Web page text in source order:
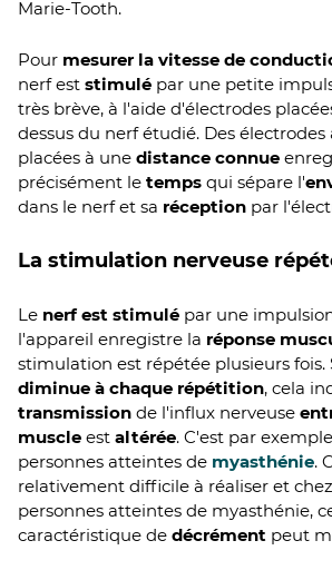
Marie-Tooth.
Pour mesurer la vitesse de
nerf est stimulé par une petite
très brève, à l'aide d'électrodes
dessus du nerf étudié. Des
placées à une distance connue
précisément le temps qui sépare l'
dans le nerf et sa réception par
La stimulation nerveuse
Le nerf est stimulé par une
l'appareil enregistre la réponse
stimulation est répétée plusieurs fois.
diminue à chaque répétition, cela
transmission de l'influx nerveuse
muscle est altérée. C'est par
personnes atteintes de myasthénie.
relativement difficile à réaliser et
personnes atteintes de myasthénie,
caractéristique de décrément peut